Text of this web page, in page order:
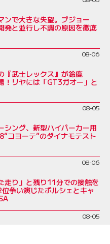
ンで大きな失望。プジョー
発と並行し不調の原因を徹底
08-06
『武士レックス』が鈴鹿
！リヤには「GT3ガオー」と
08-05
シング、新型ハイパーカー用
コヨーテ”のダイナモテスト
08-06
走り」と残り11分での接触を
争い演じたポルシェとキャ
08-05